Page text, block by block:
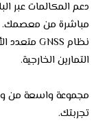
دعم المكالمات عبر
مباشرة من معصمك.
نظام GNSS متعدد الأنظمة لتتبع المواقع بدقة عالية أثناء
التمارين الخارجية.
مجموعة واسعة من
تجربتك.